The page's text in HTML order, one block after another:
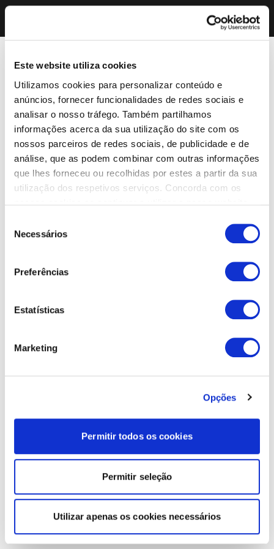
Este website utiliza cookies
Utilizamos cookies para personalizar conteúdo e
anúncios, fornecer funcionalidades de redes sociais e
analisar o nosso tráfego. Também partilhamos
informações acerca da sua utilização do site com os
nossos parceiros de redes sociais, de publicidade e de
análise, que as podem combinar com outras informações
que lhes forneceu ou recolhidas por estes a partir da sua
utilização dos respetivos serviços. Concorda com os
Necessários
Preferências
Estatísticas
Marketing
Opções
Permitir todos os cookies
Permitir seleção
Utilizar apenas os cookies necessários